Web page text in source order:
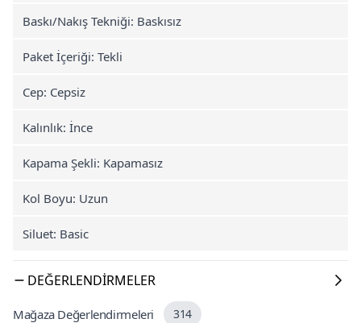
Baskı/Nakış Tekniği: Baskısız
Paket İçeriği: Tekli
Cep: Cepsiz
Kalınlık: İnce
Kapama Şekli: Kapamasız
Kol Boyu: Uzun
Siluet: Basic
DEĞERLENDIRMELER
Mağaza Değerlendirmeleri 314